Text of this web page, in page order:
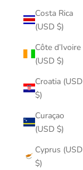
Costa Rica
(USD $)
Côte d’Ivoire
(USD $)
Croatia (USD
$)
Curaçao
(USD $)
Cyprus (USD
$)